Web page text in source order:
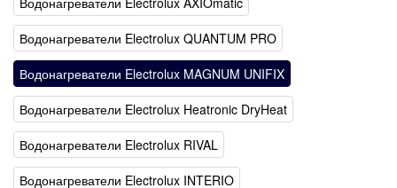
Водонагреватели Electrolux QUANTUM PRO
Водонагреватели Electrolux MAGNUM UNIFIX
Водонагреватели Electrolux Heatronic DryHeat
Водонагреватели Electrolux RIVAL
Водонагреватели Electrolux INTERIO